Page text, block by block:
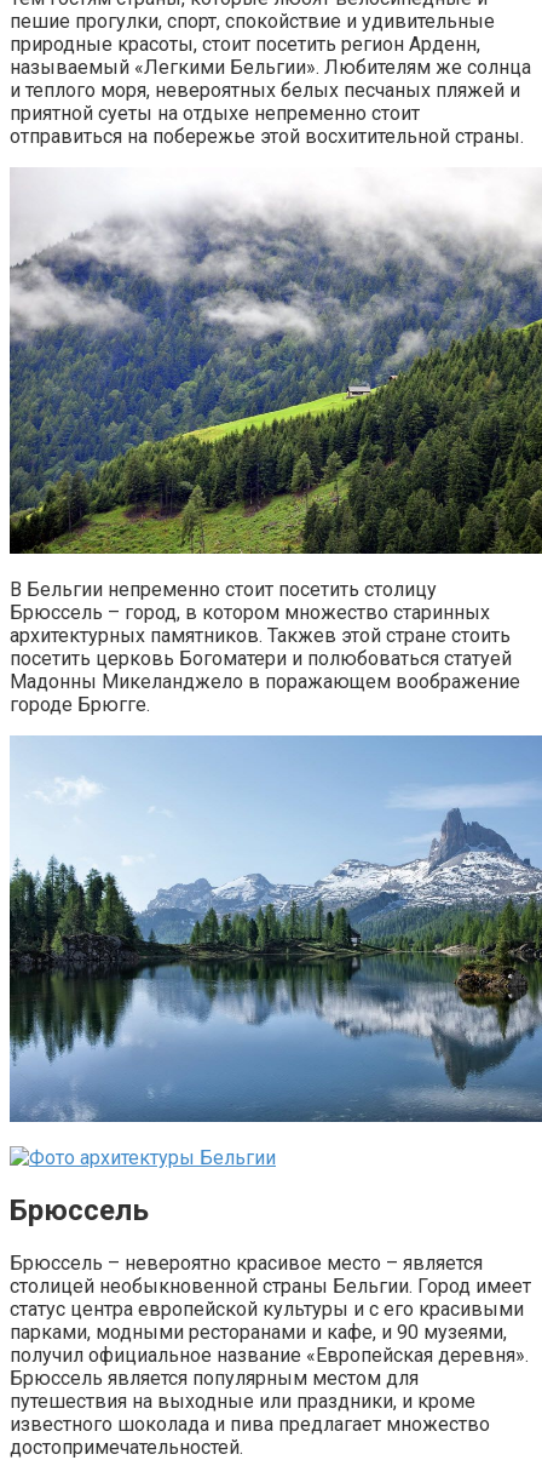
пешие прогулки, спорт, спокойствие и удивительные
природные красоты, стоит посетить регион Арденн,
называемый «Легкими Бельгии». Любителям же солнца
и теплого моря, невероятных белых песчаных пляжей и
приятной суеты на отдыхе непременно стоит
отправиться на побережье этой восхитительной страны.
В Бельгии непременно стоит посетить столицу
Брюссель – город, в котором множество старинных
архитектурных памятников. Такжев этой стране стоить
посетить церковь Богоматери и полюбоваться статуей
Мадонны Микеланджело в поражающем воображение
городе Брюгге.
Брюссель
Брюссель – невероятно красивое место – является
столицей необыкновенной страны Бельгии. Город имеет
статус центра европейской культуры и с его красивыми
парками, модными ресторанами и кафе, и 90 музеями,
получил официальное название «Европейская деревня».
Брюссель является популярным местом для
путешествия на выходные или праздники, и кроме
известного шоколада и пива предлагает множество
достопримечательностей.